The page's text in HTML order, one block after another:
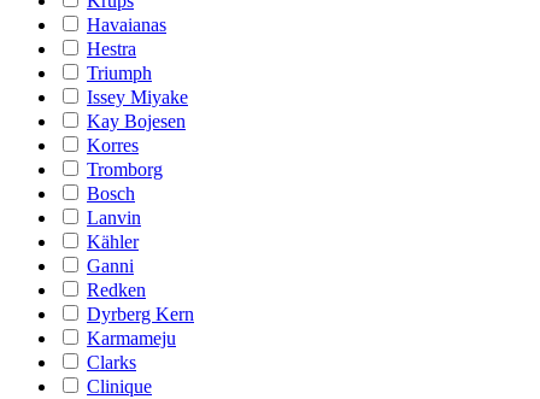
Havaianas
Hestra
Triumph
Issey Miyake
Kay Bojesen
Korres
Tromborg
Bosch
Lanvin
Kähler
Ganni
Redken
Dyrberg Kern
Karmameju
Clarks
Clinique